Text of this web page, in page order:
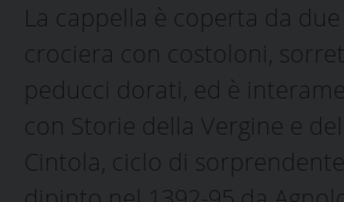
La cappella è coperta da
crociera con costoloni,
peducci dorati, ed è
con Storie della Vergine e
Cintola, ciclo di